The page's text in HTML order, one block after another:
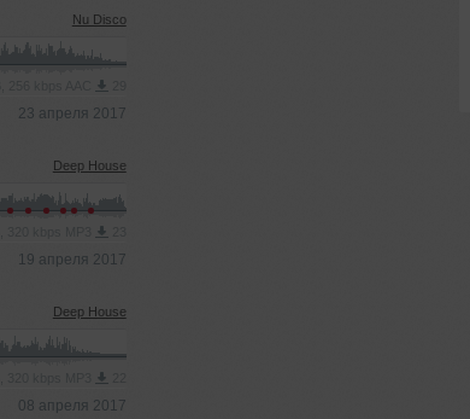
Nu Disco
23 апреля 2017
Deep House
19 апреля 2017
Deep House
08 апреля 2017